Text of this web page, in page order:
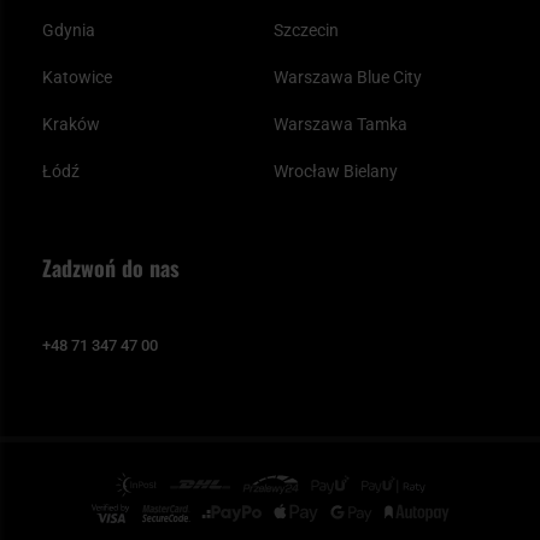
Gdynia
Katowice
Kraków
Łódź
Szczecin
Warszawa Blue City
Warszawa Tamka
Wrocław Bielany
Zadzwoń do nas
+48 71 347 47 00